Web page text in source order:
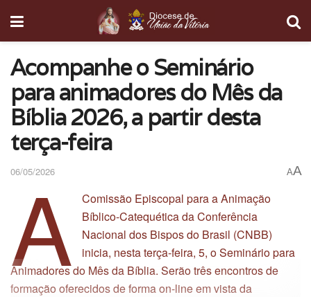
Acompanhe o Seminário
para animadores do Mês da
Bíblia 2026, a partir desta
terça-feira
06/05/2026 AA
A
Comissão Episcopal para a Animação
Bíblico-Catequética da Conferência
Nacional dos Bispos do Brasil (CNBB)
inicia, nesta terça-feira, 5, o Seminário para
Animadores do Mês da Bíblia. Serão três encontros de
formação oferecidos de forma on-line em vista da